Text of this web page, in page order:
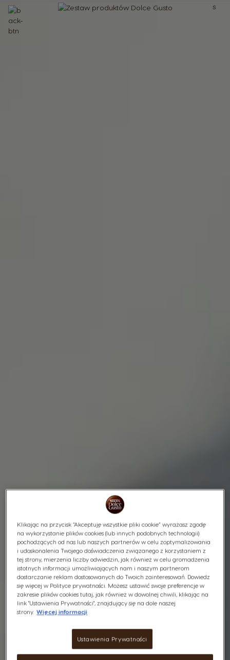
Klikając na przycisk “Akceptuję wszystkie pliki cookie” wyrażasz zgodę
na wykorzystanie plików cookies (lub innych podobnych technologii)
pochodzących od nas lub naszych partnerów w celu zoptymalizowania
i udoskonalenia Twojego doświadczenia związanego z korzystaniem z
tej strony, mierzenia liczby odwiedzin, jak również w celu gromadzenia
istotnych informacji umożliwiających nam i naszym partnerom
dostarczanie reklam dostosowanych do Twoich zainteresowań. Dowiedz
się więcej w Polityce prywatności. Możesz ustawić swoje preferencje w
zakresie plików cookies tutaj, jak również w dowolnej chwili, klikając na
link "Ustawienia Prywatności", znajdujący się na dole naszej
strony. Więcej informacji
Ustawienia Prywatności